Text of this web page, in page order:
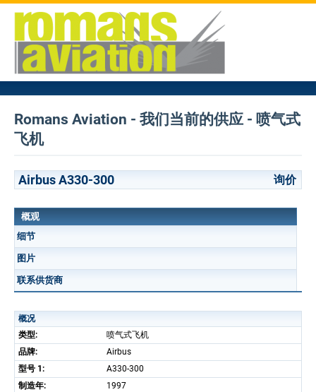
Romans Aviation - 我们当前的供应 - 喷气式
飞机
Airbus A330-300 询价
概观
细节
图片
联系供货商
概况
类型:
喷气式飞机
品牌:
Airbus
型号 1:
A330-300
制造年:
1997